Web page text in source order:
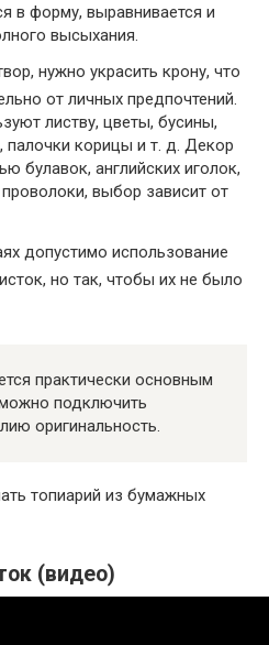
в форму, выравнивается и
высыхания.
нужно украсить крону, что
от личных предпочтений.
листву, цветы, бусины,
палочки корицы и т. д. Декор
булавок, английских иголок,
выбор зависит от
допустимо использование
но так, чтобы их не было
практически основным
подключить
оригинальность.
(видео)